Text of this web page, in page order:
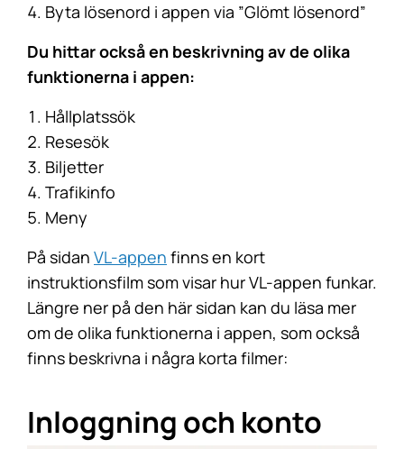
Byta lösenord i appen via ”Glömt lösenord”
Du hittar också en beskrivning av de olika
funktionerna i appen:
Hållplatssök
Resesök
Biljetter
Trafikinfo
Meny
På sidan VL-appen finns en kort
instruktionsfilm som visar hur VL-appen funkar.
Längre ner på den här sidan kan du läsa mer
om de olika funktionerna i appen, som också
finns beskrivna i några korta filmer:
Inloggning och konto